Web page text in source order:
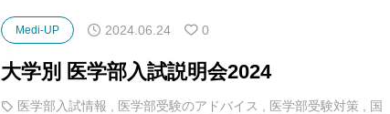
Medi-UP 2024.06.24 0
大学別 医学部入試説明会2024
医学部入試情報 医学部受験のアドバイス 医学部受験対策
国